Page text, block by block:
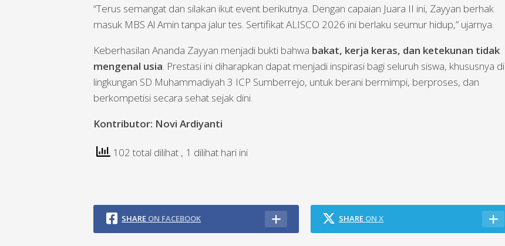
“Terus semangat dan silakan ikut event berikutnya. Dengan capaian Juara II ini, Zayyan berhak
masuk MBS Al Amin tanpa jalur tes. Sertifikat ALISCO 2026 ini berlaku seumur hidup,” ujarnya.
Keberhasilan Ananda Zayyan menjadi bukti bahwa bakat, kerja keras, dan ketekunan tidak
mengenal usia. Prestasi ini diharapkan dapat menjadi inspirasi bagi seluruh siswa, khususnya di
lingkungan SD Muhammadiyah 3 ICP Sumberrejo, untuk berani bermimpi, berproses, dan
berkompetisi secara sehat sejak dini.
Kontributor: Novi Ardiyanti
102 total dilihat , 1 dilihat hari ini
SHARE ON FACEBOOK SHARE ON X